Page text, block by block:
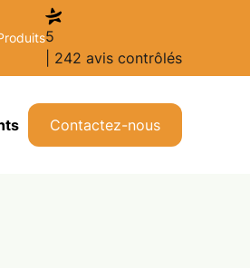
5
| 242 avis contrôlés
Contactez-nous